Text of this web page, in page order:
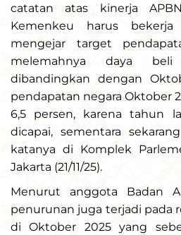
catatan atas kinerja
Kemenkeu harus
mengejar target
melemahnya daya beli
dibandingkan dengan
pendapatan negara Oktober
6,5 persen, karena tahun
dicapai, sementara
katanya di Komplek
Jakarta (21/11/25).
Menurut anggota Badan
penurunan juga terjadi pada
di Oktober 2025 yang